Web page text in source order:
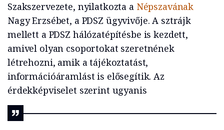
Szakszervezete, nyilatkozta a Népszavának
Nagy Erzsébet, a PDSZ ügyvivője. A sztrájk
mellett a PDSZ hálózatépítésbe is kezdett,
amivel olyan csoportokat szeretnének
létrehozni, amik a tájékoztatást,
információáramlást is elősegítik. Az
érdekképviselet szerint ugyanis